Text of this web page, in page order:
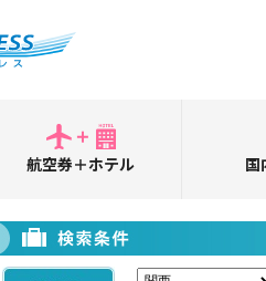
航空券＋ホテル 国